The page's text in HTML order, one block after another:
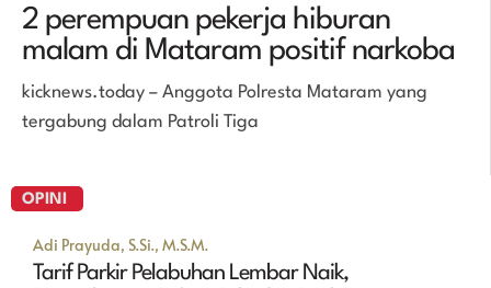
2 perempuan pekerja hiburan
malam di Mataram positif narkoba
kicknews.today – Anggota Polresta Mataram yang
tergabung dalam Patroli Tiga
OPINI
Adi Prayuda, S.Si., M.S.M.
Tarif Parkir Pelabuhan Lembar Naik,